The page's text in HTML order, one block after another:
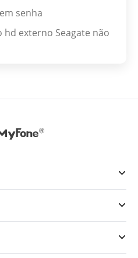
senha
hd externo Seagate não